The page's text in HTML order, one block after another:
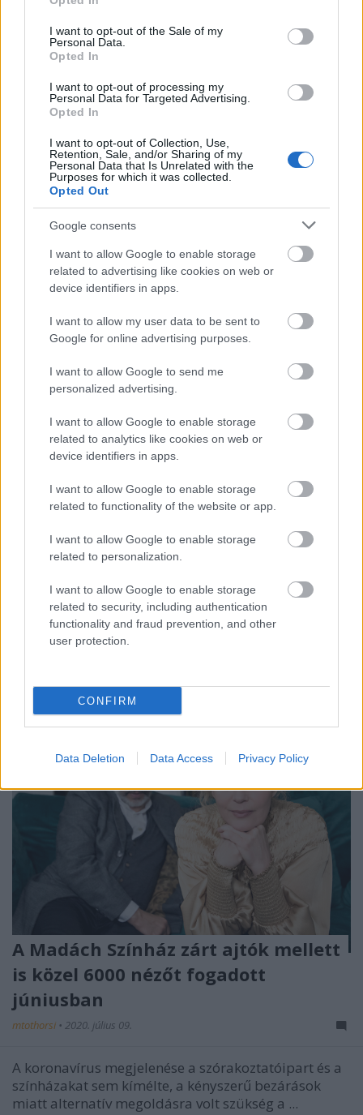
use your data for below specified purposes in below Google
consent section.
I want to opt-out of the Sale of my
Personal Data.
Opted In
I want to opt-out of processing my
Personal Data for Targeted Advertising.
Opted In
I want to opt-out of Collection, Use,
Retention, Sale, and/or Sharing of my
Personal Data that Is Unrelated with the
Purposes for which it was collected.
Opted Out
Google consents
I want to allow Google to enable storage
related to advertising like cookies on web or
device identifiers in apps.
I want to allow my user data to be sent to
Google for online advertising purposes.
I want to allow Google to send me
personalized advertising.
I want to allow Google to enable storage
related to analytics like cookies on web or
device identifiers in apps.
I want to allow Google to enable storage
related to functionality of the website or app.
I want to allow Google to enable storage
related to personalization.
I want to allow Google to enable storage
related to security, including authentication
functionality and fraud prevention, and other
user protection.
CONFIRM
Data Deletion Data Access Privacy Policy
„Csonka évadot zárni nem felemelő
érzés"
mtothorsi•2020. július 15.
Megtartotta évadzáró társulati ülését a Tomcsa
Sándor Színház. A világjárvány próbára tette az
"Csak engedjenek át a határon,
jövünk!"
mtothorsi 2020. július 13.
Augusztus 21. és 29. között, a tervezett és már
meghirdetett versenyprogrammal, magas művészi
A Madách Színház zárt ajtók mellett
is közel 6000 nézőt fogadott
júniusban
mtothorsi • 2020. július 09.
A koronavírus megjelenése a szórakoztatóipart és a
színházakat sem kímélte, a kényszerű bezárások
miatt alternatív megoldásra volt szükség a ...